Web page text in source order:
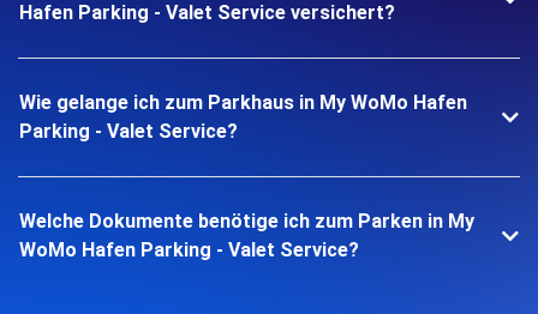
Hafen Parking - Valet Service versichert?
Wie gelange ich zum Parkhaus in My WoMo Hafen
Parking - Valet Service?
Welche Dokumente benötige ich zum Parken in My
WoMo Hafen Parking - Valet Service?